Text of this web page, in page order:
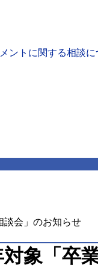
ントに関する相談に
談会」のお知らせ
対象「卒